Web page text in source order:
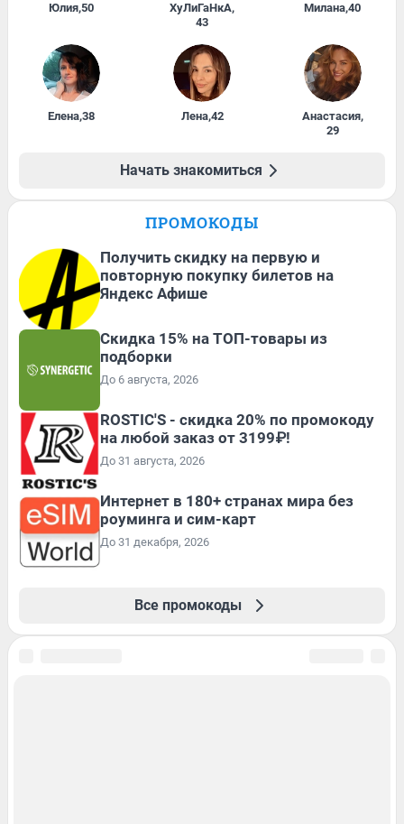
Юлия,50 ХуЛиГаНкА,
43
Милана,40
Елена,38 Лена,42 Анастасия,
29
Начать знакомиться
ПРОМОКОДЫ
Получить скидку на первую и
повторную покупку билетов на
Яндекс Афише
Скидка 15% на ТОП-товары из
подборки
До 6 августа, 2026
ROSTIC'S - скидка 20% по промокоду
на любой заказ от 3199₽!
До 31 августа, 2026
Интернет в 180+ странах мира без
роуминга и сим-карт
До 31 декабря, 2026
Все промокоды